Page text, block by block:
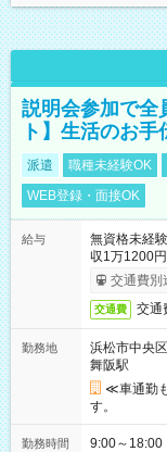
説明会参加で全
ト】生活のお手
派遣 職種未経験OK
WEB登録・面接OK
給与
無資格未経
収1万1200
交通費別
交通費 交通
勤務地
浜松市中央区
舞阪駅
≪車通勤
す。
勤務時間
9:00～18:00（休憩60分） ■ご